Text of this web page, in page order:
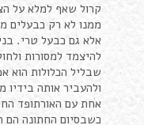
קרול שאף למלא על
ממנו לא רק כבעלים
אלא גם כבעל טרי.
להיצמד למסורות
שבליל הכלולות הוא
ולהעביר אותה
אחת עם האורתופד
כשבסיום החתונה הם